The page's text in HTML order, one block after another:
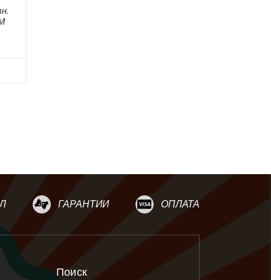
ГАРАНТИИ ОПЛАТА
Поиск